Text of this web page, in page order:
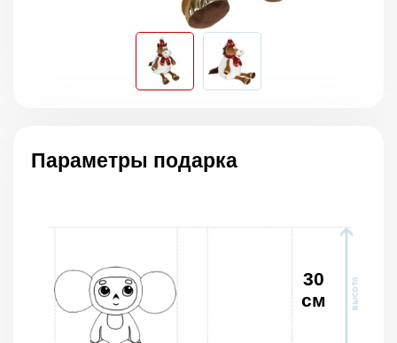
Параметры подарка
30
см